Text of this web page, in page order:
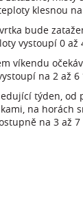
klesnou
bude
vystoupí 0
víkendu
na 2 až 6
týden, od
na horách
na 3 až 7